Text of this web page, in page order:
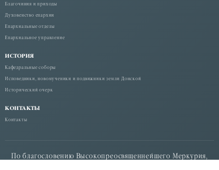
Благочиния и приходы
Духовенство епархии
Епархиальные отделы
Епархиальное управление
ИСТОРИЯ
Кафедральные соборы
Исповедники, новомученики и подвижники земли Донской
Исторический очерк
КОНТАКТЫ
Контакты
По благословению Высокопреосвященнейшего Меркурия,